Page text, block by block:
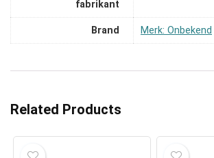
fabrikant
Brand Merk: Onbekend
Related Products